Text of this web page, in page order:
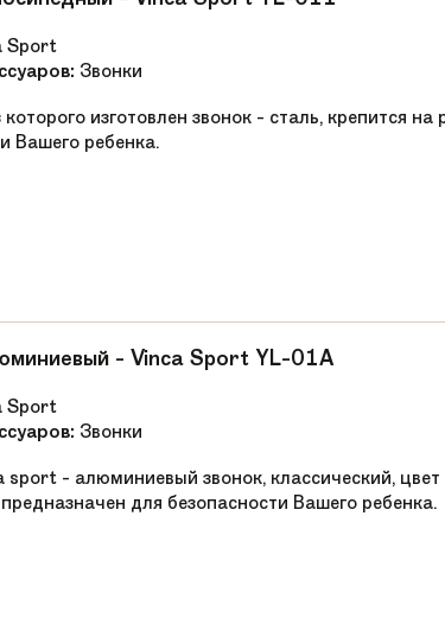
Tektro короткая детская ручка
шатуны c двойной защитой цепи
A
Nexus 7 скоростей
колесо быстросъемное. Усиленные
Sport
Звонки
изготовлен звонок - сталь, крепится
Вашего ребенка.
- Vinca Sport YL-01A
Sport
Звонки
sport - алюминиевый звонок, классический,
для безопасности Вашего ребенка.